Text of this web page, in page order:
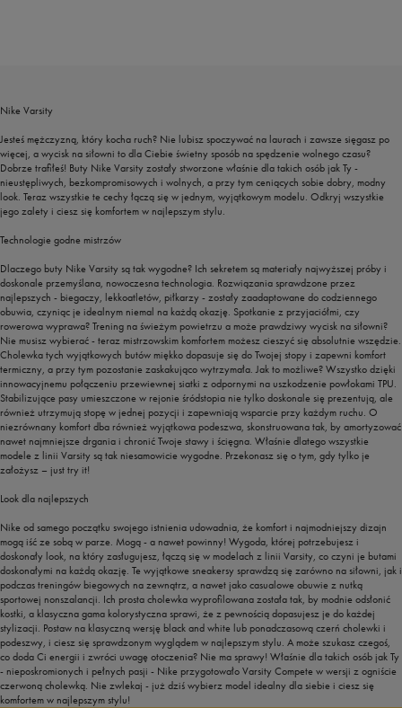
Nike Varsity
Jesteś mężczyzną, który kocha ruch? Nie lubisz spoczywać na laurach i zawsze sięgasz po
więcej, a wycisk na siłowni to dla Ciebie świetny sposób na spędzenie wolnego czasu?
Dobrze trafiłeś! Buty Nike Varsity zostały stworzone właśnie dla takich osób jak Ty -
nieustępliwych, bezkompromisowych i wolnych, a przy tym ceniących sobie dobry, modny
look. Teraz wszystkie te cechy łączą się w jednym, wyjątkowym modelu. Odkryj wszystkie
jego zalety i ciesz się komfortem w najlepszym stylu.
Technologie godne mistrzów
Dlaczego buty Nike Varsity są tak wygodne? Ich sekretem są materiały najwyższej próby i
doskonale przemyślana, nowoczesna technologia. Rozwiązania sprawdzone przez
najlepszych - biegaczy, lekkoatletów, piłkarzy - zostały zaadaptowane do codziennego
obuwia, czyniąc je idealnym niemal na każdą okazję. Spotkanie z przyjaciółmi, czy
rowerowa wyprawa? Trening na świeżym powietrzu a może prawdziwy wycisk na siłowni?
Nie musisz wybierać - teraz mistrzowskim komfortem możesz cieszyć się absolutnie wszędzie.
Cholewka tych wyjątkowych butów miękko dopasuje się do Twojej stopy i zapewni komfort
termiczny, a przy tym pozostanie zaskakująco wytrzymała. Jak to możliwe? Wszystko dzięki
innowacyjnemu połączeniu przewiewnej siatki z odpornymi na uszkodzenie powłokami TPU.
Stabilizujące pasy umieszczone w rejonie śródstopia nie tylko doskonale się prezentują, ale
również utrzymują stopę w jednej pozycji i zapewniają wsparcie przy każdym ruchu. O
niezrównany komfort dba również wyjątkowa podeszwa, skonstruowana tak, by amortyzować
nawet najmniejsze drgania i chronić Twoje stawy i ścięgna. Właśnie dlatego wszystkie
modele z linii Varsity są tak niesamowicie wygodne. Przekonasz się o tym, gdy tylko je
założysz – just try it!
Look dla najlepszych
Nike od samego początku swojego istnienia udowadnia, że komfort i najmodniejszy dizajn
mogą iść ze sobą w parze. Mogą - a nawet powinny! Wygoda, której potrzebujesz i
doskonały look, na który zasługujesz, łączą się w modelach z linii Varsity, co czyni je butami
doskonałymi na każdą okazję. Te wyjątkowe sneakersy sprawdzą się zarówno na siłowni, jak i
podczas treningów biegowych na zewnątrz, a nawet jako casualowe obuwie z nutką
sportowej nonszalancji. Ich prosta cholewka wyprofilowana została tak, by modnie odsłonić
kostki, a klasyczna gama kolorystyczna sprawi, że z pewnością dopasujesz je do każdej
stylizacji. Postaw na klasyczną wersję black and white lub ponadczasową czerń cholewki i
podeszwy, i ciesz się sprawdzonym wyglądem w najlepszym stylu. A może szukasz czegoś,
co doda Ci energii i zwróci uwagę otoczenia? Nie ma sprawy! Właśnie dla takich osób jak Ty
- nieposkromionych i pełnych pasji - Nike przygotowało Varsity Compete w wersji z ogniście
czerwoną cholewką. Nie zwlekaj - już dziś wybierz model idealny dla siebie i ciesz się
komfortem w najlepszym stylu!